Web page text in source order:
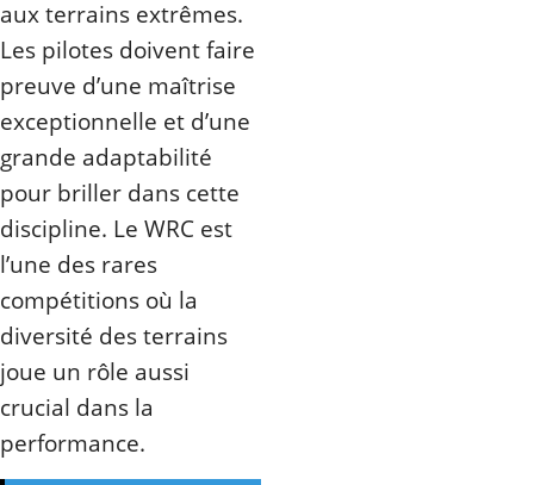
aux terrains extrêmes.
Les pilotes doivent faire
preuve d’une maîtrise
exceptionnelle et d’une
grande adaptabilité
pour briller dans cette
discipline. Le WRC est
l’une des rares
compétitions où la
diversité des terrains
joue un rôle aussi
crucial dans la
performance.